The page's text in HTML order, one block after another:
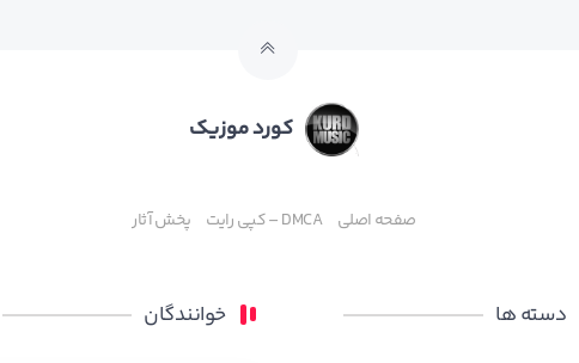
کورد موزیک
صفحه اصلی DMCA – کپی رایت پخش آثار
دسته ها خوانندگان